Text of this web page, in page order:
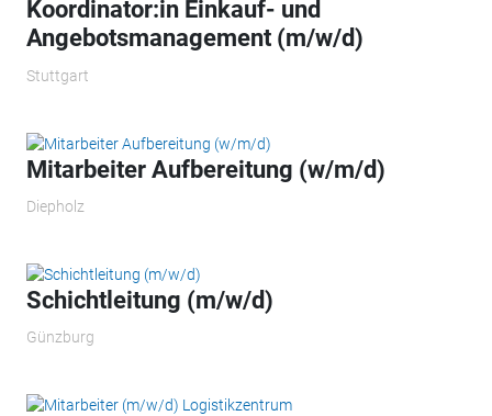
Koordinator:in Einkauf- und
Angebotsmanagement (m/w/d)
Stuttgart
Mitarbeiter Aufbereitung (w/m/d)
Diepholz
Schichtleitung (m/w/d)
Günzburg